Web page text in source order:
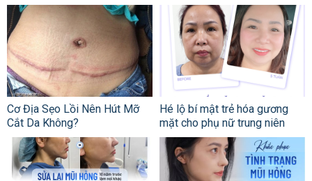
Cơ Địa Sẹo Lồi Nên Hút Mỡ
Cắt Da Không?
Hé lộ bí mật trẻ hóa gương
mặt cho phụ nữ trung niên